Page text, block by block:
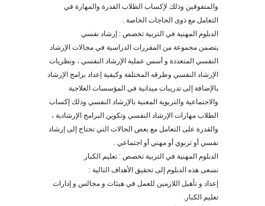
والمتفوقين وذلك لإكساب الطلاب القدرة والمهارة في
التعامل مع ذوى الحاجات الخاصة .
الدبلوم المهنية في التربية تخصص : إرشاد نفسي
يتضمن مجموعة من المقررات الدراسية في مجالات الإرشاد
النفسي المتعددة و أسس عملية الإرشاد النفسي ، ونظريات
الإرشاد النفسي وطرقه المختلفة وكيفية إعداد برامج الإرشاد
بالإضافة إلى تدريبات ميدانية في المؤسسات العلاجية
والاجتماعية والتربوية المعنية بالإرشاد النفسي وذلك إكساب
الطلاب مهارات الإرشاد النفسي وتكوين البرامج الإرشادية ،
والقدرة على التعامل مع بعض الحالات التي تحتاج إلى إرشاد
نفسي أو تربوي أو مهني أو اجتماعي .
الدبلوم المهنية في التربية تخصص : تعليم الكبار
تسعى هذه الدبلوم إلى تحقيق الأهداف التالية :
إعداد و تأهيل اللازمين للعمل في هيئات و مجالس و إدارات
تعليم الكبار.